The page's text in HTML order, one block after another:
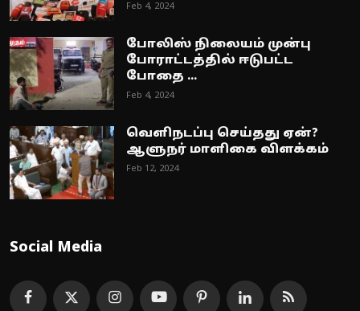
Feb 4, 2024
போலிஸ் நிலையம் முன்பு
போராட்டத்தில் ஈடுபட்ட
போதை ...
Feb 4, 2024
வெளிநடப்பு செய்தது ஏன்?
ஆளுநர் மாளிகை விளக்கம்
Feb 12, 2024
Social Media